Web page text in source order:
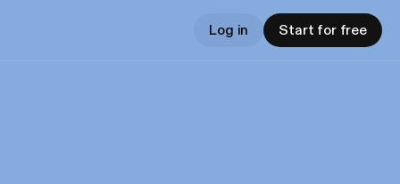
Log in Start for free